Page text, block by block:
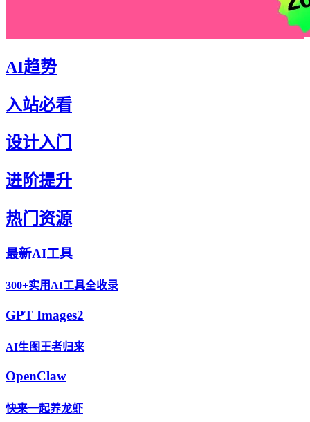
AI趋势
入站必看
设计入门
进阶提升
热门资源
最新AI工具
300+实用AI工具全收录
GPT Images2
AI生图王者归来
OpenClaw
快来一起养龙虾